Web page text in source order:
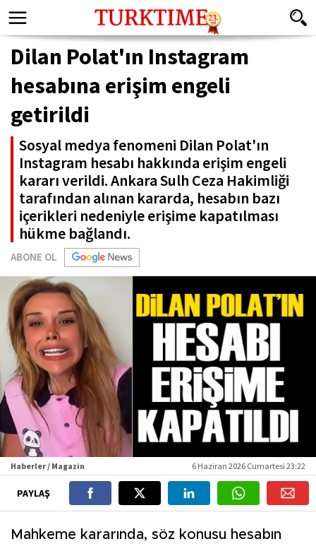
Dilan Polat'ın Instagram
hesabına erişim engeli
getirildi
Sosyal medya fenomeni Dilan Polat'ın
Instagram hesabı hakkında erişim engeli
kararı verildi. Ankara Sulh Ceza Hakimliği
tarafından alınan kararda, hesabın bazı
içerikleri nedeniyle erişime kapatılması
hükme bağlandı.
ABONE OL
Haberler / Magazin 6 Haziran 2026 Cumartesi 23:22
PAYLAŞ
Mahkeme kararında, söz konusu hesabın